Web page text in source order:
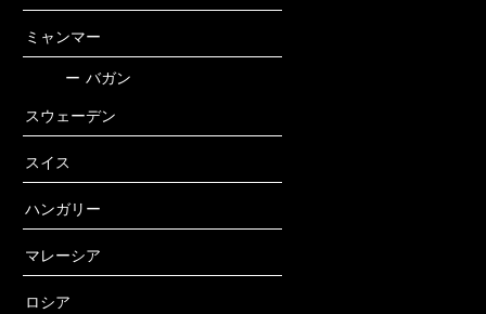
ミャンマー
ー バガン
スウェーデン
スイス
ハンガリー
マレーシア
ロシア